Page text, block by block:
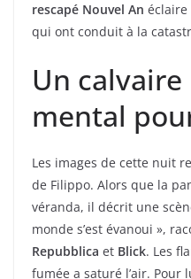
rescapé Nouvel An éclaire
qui ont conduit à la
Un
mental
Les images de cette nuit
de Filippo. Alors que la
véranda, il décrit une
monde s’est évanoui »,
Repubblica et Blick. Les
fumée a saturé l’air. Pour